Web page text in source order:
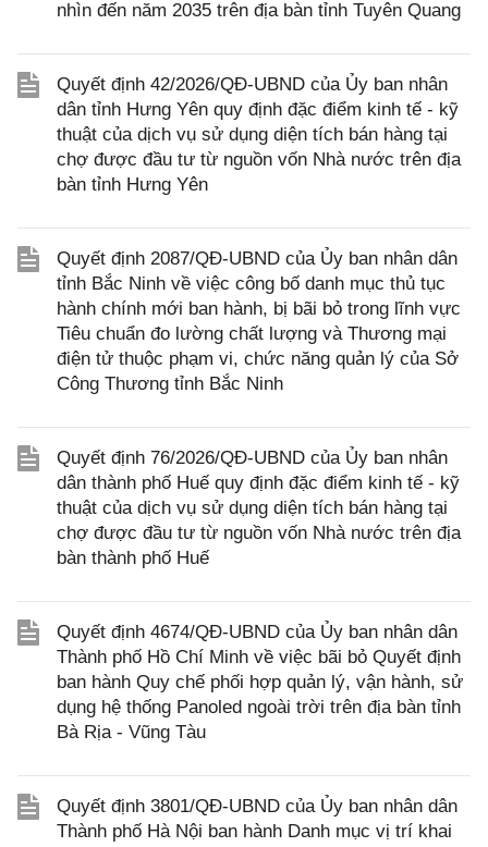
nhìn đến năm 2035 trên địa bàn tỉnh Tuyên Quang
Quyết định 42/2026/QĐ-UBND của Ủy ban nhân
dân tỉnh Hưng Yên quy định đặc điểm kinh tế - kỹ
thuật của dịch vụ sử dụng diện tích bán hàng tại
chợ được đầu tư từ nguồn vốn Nhà nước trên địa
bàn tỉnh Hưng Yên
Quyết định 2087/QĐ-UBND của Ủy ban nhân dân
tỉnh Bắc Ninh về việc công bố danh mục thủ tục
hành chính mới ban hành, bị bãi bỏ trong lĩnh vực
Tiêu chuẩn đo lường chất lượng và Thương mại
điện tử thuộc phạm vi, chức năng quản lý của Sở
Công Thương tỉnh Bắc Ninh
Quyết định 76/2026/QĐ-UBND của Ủy ban nhân
dân thành phố Huế quy định đặc điểm kinh tế - kỹ
thuật của dịch vụ sử dụng diện tích bán hàng tại
chợ được đầu tư từ nguồn vốn Nhà nước trên địa
bàn thành phố Huế
Quyết định 4674/QĐ-UBND của Ủy ban nhân dân
Thành phố Hồ Chí Minh về việc bãi bỏ Quyết định
ban hành Quy chế phối hợp quản lý, vận hành, sử
dụng hệ thống Panoled ngoài trời trên địa bàn tỉnh
Bà Rịa - Vũng Tàu
Quyết định 3801/QĐ-UBND của Ủy ban nhân dân
Thành phố Hà Nội ban hành Danh mục vị trí khai